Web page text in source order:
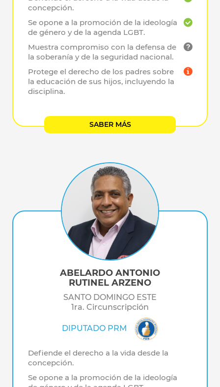
concepción.
Se opone a la promoción de la ideología
de género y de la agenda LGBT.
Muestra compromiso con la defensa de
la soberanía y de la seguridad nacional.
Protege el derecho de los padres sobre
la educación de sus hijos, incluyendo la
disciplina.
SABER MÁS
ABELARDO ANTONIO
RUTINEL ARZENO
SANTO DOMINGO ESTE
1ra. Circunscripción
DIPUTADO PRM
Defiende el derecho a la vida desde la
concepción.
Se opone a la promoción de la ideología